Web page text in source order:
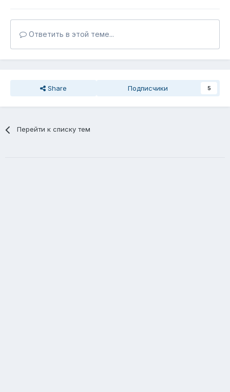
Ответить в этой теме...
Share Подписчики 5
Перейти к списку тем